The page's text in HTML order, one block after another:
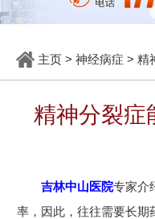
主页> 神经病症 > 精
精神分裂症
吉林中山医院专家介
率，因此，往往需要长期